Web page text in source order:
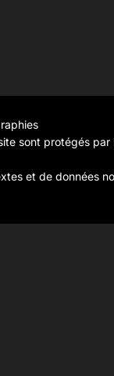
sont protégés
et de données